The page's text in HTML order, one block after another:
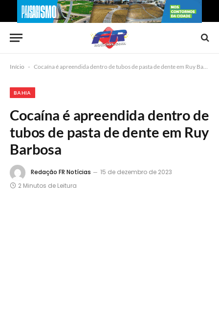
Início - Cocaína é apreendida dentro de tubos de pasta de dente em Ruy Barbosa
BAHIA
Cocaína é apreendida dentro de
tubos de pasta de dente em Ruy
Barbosa
Redação FR Notícias
15 de dezembro de 2023
2 Minutos de Leitura